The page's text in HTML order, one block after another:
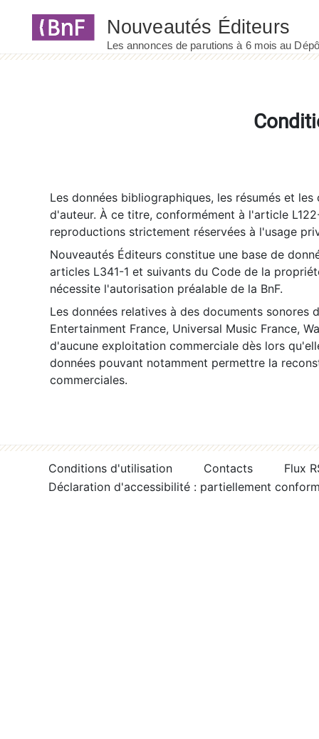
Les données bibliographiques, les résumés et
d'auteur. À ce titre, conformément à l'article
reproductions strictement réservées à l'usage
Nouveautés Éditeurs constitue une base de
articles L341-1 et suivants du Code de la
nécessite l'autorisation préalable de la BnF.
Les données relatives à des documents sonores
Entertainment France, Universal Music France,
d'aucune exploitation commerciale dès lors
données pouvant notamment permettre la
commerciales.
Conditions d'utilisation Contacts
Flux
Déclaration d'accessibilité : partiellement